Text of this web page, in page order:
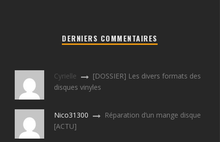
DERNIERS COMMENTAIRES
Cyrielle
[DOSSIER] Les divers formats des
disques vinyles
Nico31300
Réparation d’un mange disque
[ACTU]